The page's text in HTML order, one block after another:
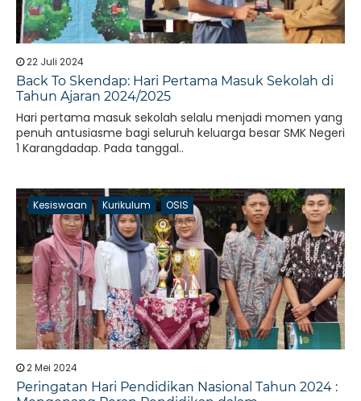
22 Juli 2024
Back To Skendap: Hari Pertama Masuk Sekolah di
Tahun Ajaran 2024/2025
Hari pertama masuk sekolah selalu menjadi momen yang
penuh antusiasme bagi seluruh keluarga besar SMK Negeri
1 Karangdadap. Pada tanggal..
Kesiswaan Kurikulum OSIS
2 Mei 2024
Peringatan Hari Pendidikan Nasional Tahun 2024 :